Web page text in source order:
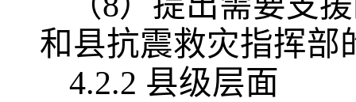
和县抗震救灾指挥部
4.2.2 县级层面